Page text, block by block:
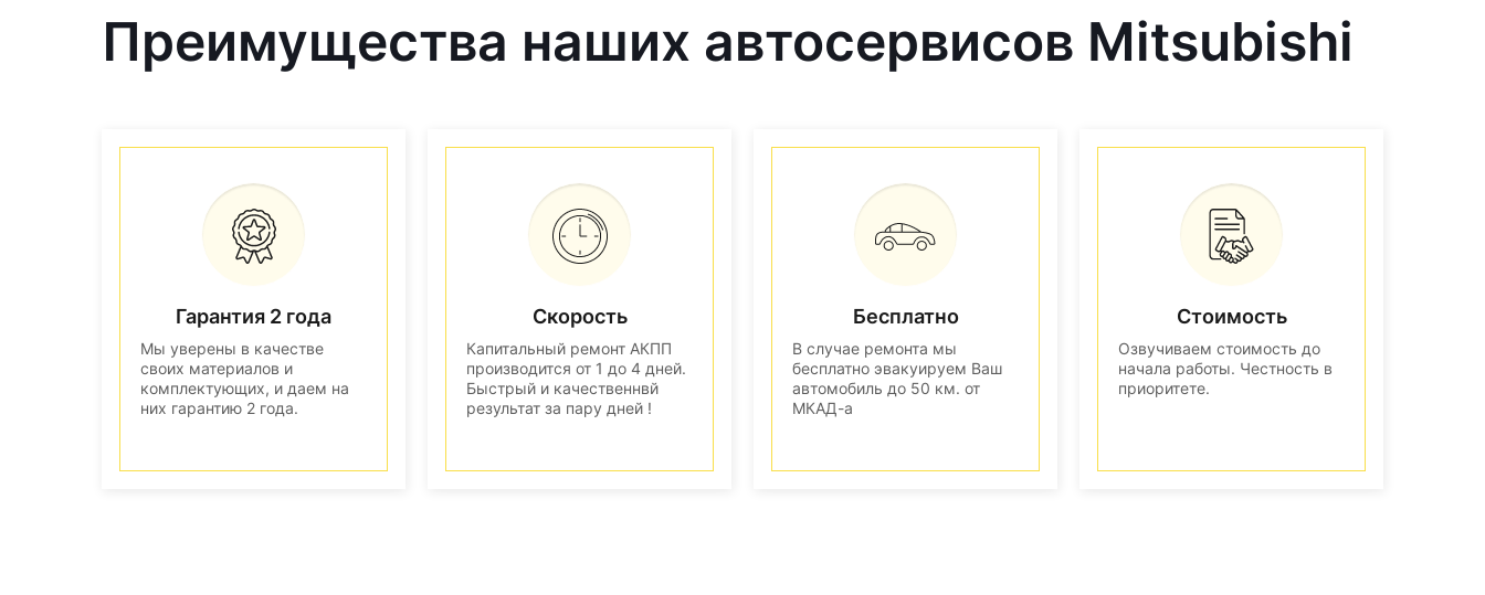
Преимущества наших автосервисов Mitsubishi
Гарантия 2 года
Мы уверены в качестве
своих материалов и
комплектующих, и даем на
них гарантию 2 года.
Скорость
Капитальный ремонт АКПП
производится от 1 до 4 дней.
Быстрый и качественнвй
результат за пару дней !
Бесплатно
В случае ремонта мы
бесплатно эвакуируем Ваш
автомобиль до 50 км. от
МКАД-а
Стоимость
Озвучиваем стоимость до
начала работы. Честность в
приоритете.